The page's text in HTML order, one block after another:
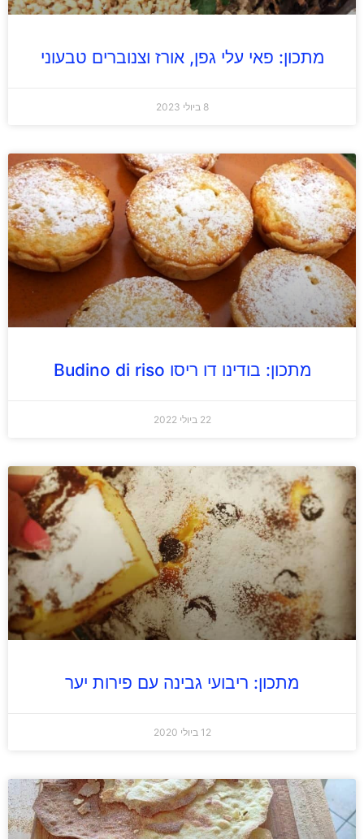
מתכון: פאי עלי גפן, אורז וצנוברים טבעוני
8 ביולי 2023
מתכון: בודינו דו ריסו Budino di riso
22 ביולי 2022
מתכון: ריבועי גבינה עם פירות יער
12 ביולי 2020